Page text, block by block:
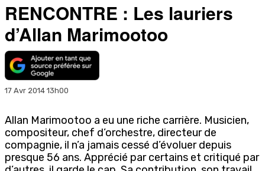
RENCONTRE : Les lauriers
d’Allan Marimootoo
17 Avr 2014 13h00
Allan Marimootoo a eu une riche carrière. Musicien,
compositeur, chef d’orchestre, directeur de
compagnie, il n’a jamais cessé d’évoluer depuis
presque 56 ans. Apprécié par certains et critiqué par